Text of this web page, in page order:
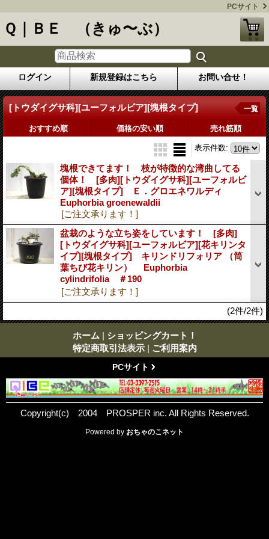
PCサイト
Ｑ｜ＢＥ （きゅ〜ぶ）
ログイン 新規登録はこちら お問い合せ！
[トウダイグサ科][ユーフォルビア][塊根タイプ] 一覧
おすすめ順 価格の安い順 売れ筋順
表示件数:
塊根できてます！ 枝が特徴的な湾曲してる
個体！ [多肉][トウダイグサ科][ユーフォルビ
ア][塊根タイプ] Ｅ．グロエネワルディ
Euphorbia groenewaldii
[ご注文承ります！]
盆栽のような立ち姿をしています！ [多肉]
[トウダイグサ科][ユーフォルビア][花キリンタ
イプ][塊根タイプ] キリンドリフォリア （筒
葉ちび花キリン） Euphorbia
cylindrifolia ＃190
[ご注文承ります！]
(2件/2件)
ホーム | ショッピングカート！
特定商取引法表示 | ご利用案内
PCサイト
Copyright(c) 2004 PROSPER inc. All Rights Reserved.
Powered by おちゃのこネット